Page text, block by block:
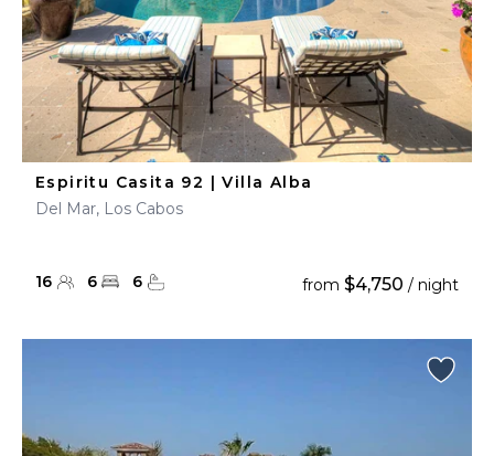
Espiritu Casita 92 | Villa Alba
Del Mar, Los Cabos
16 6 6 from $4,750 / night